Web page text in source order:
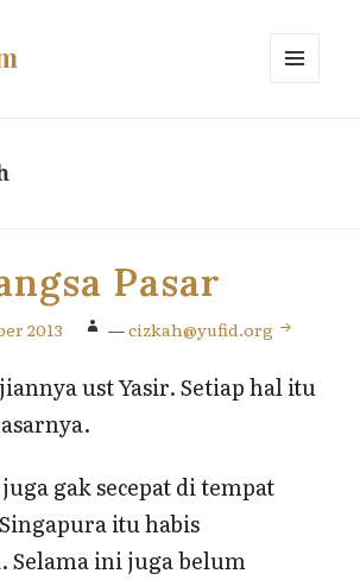
Pasar
2013 —cizkah@yufid.org
ust Yasir. Setiap hal itu
gak secepat di tempat
itu habis
Selama ini juga belum